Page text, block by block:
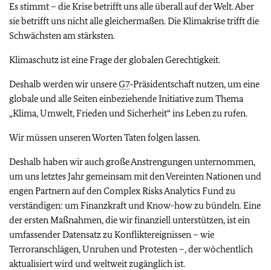
Es stimmt – die Krise betrifft uns alle überall auf der Welt. Aber
sie betrifft uns nicht alle gleichermaßen. Die Klimakrise trifft die
Schwächsten am stärksten.
Klimaschutz ist eine Frage der globalen Gerechtigkeit.
Deshalb werden wir unsereG7‑Präsidentschaft nutzen, um eine
globale und alle Seiten einbeziehende Initiative zum Thema
„Klima, Umwelt, Frieden und Sicherheit“ ins Leben zu rufen.
Wir müssen unseren Worten Taten folgen lassen.
Deshalb haben wir auch große Anstrengungen unternommen,
um uns letztes Jahr gemeinsam mit den Vereinten Nationen und
engen Partnern auf den Complex Risks Analytics Fund zu
verständigen: um Finanzkraft und Know-how zu bündeln. Eine
der ersten Maßnahmen, die wir finanziell unterstützen, ist ein
umfassender Datensatz zu Konfliktereignissen – wie
Terroranschlägen, Unruhen und Protesten –, der wöchentlich
aktualisiert wird und weltweit zugänglich ist.